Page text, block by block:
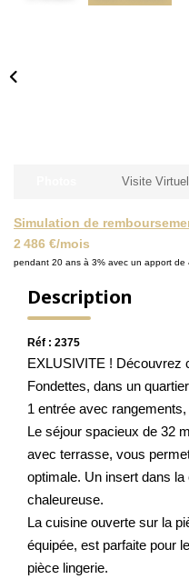
Simulation de
2 486 €/mois
pendant 20 ans à 3% avec un apport de
Visite
Description
Réf : 2375
EXLUSIVITE ! Découvrez
Fondettes, dans un
1 entrée avec
Le séjour spacieux de 32
avec terrasse, vous
optimale. Un insert dans
chaleureuse.
La cuisine ouverte sur la
équipée, est parfaite pour
pièce lingerie.